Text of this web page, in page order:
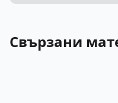
Свързани